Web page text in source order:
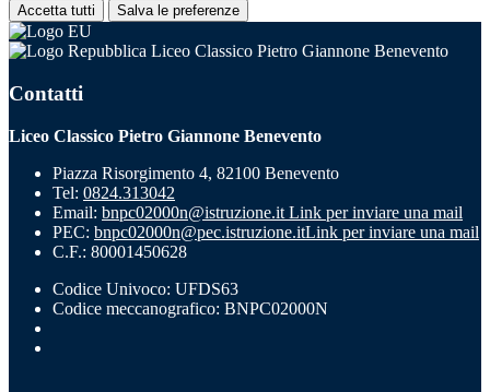
Accetta tutti Salva le preferenze
Liceo Classico Pietro Giannone Benevento
Contatti
Liceo Classico Pietro Giannone Benevento
Piazza Risorgimento 4, 82100 Benevento
Tel: 0824.313042
Email: bnpc02000n@istruzione.it Link per inviare una mail
PEC: bnpc02000n@pec.istruzione.itLink per inviare una mail
C.F.: 80001450628
Codice Univoco: UFDS63
Codice meccanografico: BNPC02000N